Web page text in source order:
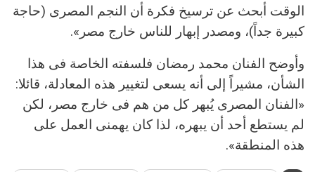
الوقت أبحث عن ترسيخ فكرة أن النجم المصرى (حاجة
كبيرة جداً)، ومصدر إبهار للناس خارج مصر».
وأوضح الفنان محمد رمضان فلسفته الخاصة فى هذا
الشأن، مشيراً إلى أنه يسعى لتغيير هذه المعادلة، قائلا:
«الفنان المصرى يُبهر كل من هم فى خارج مصر، لكن
لم يستطع أحد أن يبهره، لذا كان يهمنى العمل على
هذه المنطقة».